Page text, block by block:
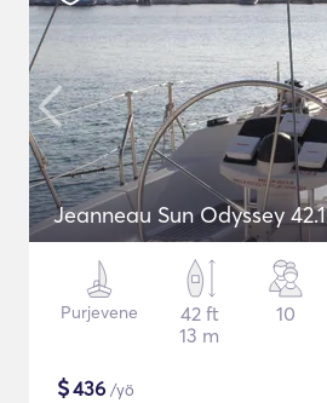
Jeanneau Sun Odyssey 42.1
Purjevene
42 ft
13 m
10
$436 /yö